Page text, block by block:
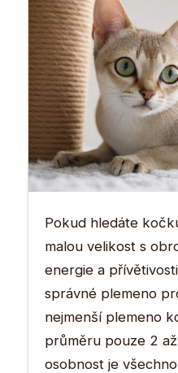
Pokud hledáte
malou velikost s
energie a
správné plemeno
nejmenší plemeno
průměru pouze 2
osobnost je